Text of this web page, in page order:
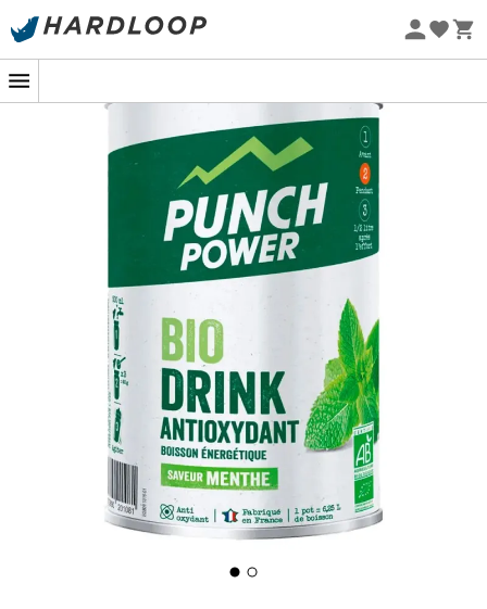
Letní akce 🔥 -5 % EXTRA při nákupu 2 produktů* s kódem
způsobil zažívací potíže. Energetický nápoj BiOdrink s
mátou je zvláště doporučován pro dodání postupné
energie během vytrvalostních sportovních aktivit.
Lehká mátová chuť je obzvláště příjemná, když je
venkovní teplota vysoká, a je pak velmi osvěžující.Punch
nejpřirozenější francouzská značka ve
sportovním prostředí, působí téměř 20 let v oblasti
sportovní výživy. Jejím jediným cílem je splnit očekávání
všech sportovců kombinacíkvality, účinnosti a
spojené snepřekonatelnými chuťovými
vlastnostmi.
Rady pro přípravu a použití
Konzumujte
v malých doušcích po celou dobu
námahyv množství 1/2 litru za hodinu. Nebojte se
nápoj více ředit v případě vysokého tepla,
Rozpusťte 3 odměrky, tj. 40 g v 1/2 l vody,
Jedna nádoba o objemu 600 g(z toho 100 g
BiOdrinku = 7,5 l energetického nápoje.
: na 100 g / na porci (40 g)